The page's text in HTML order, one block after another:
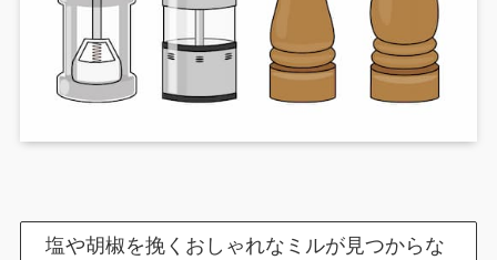
塩や胡椒を挽くおしゃれなミルが見つからな